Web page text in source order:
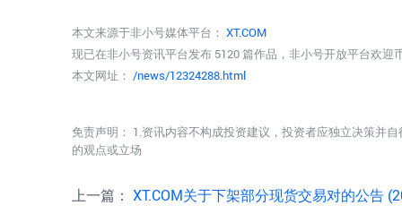
本文来源于非小号媒体平台： XT.COM
现已在非小号资讯平台发布 5120 篇作品，非小号开放平台欢迎
本文网址： /news/12324288.html
免责声明： 1.资讯内容不构成投资建议，投资者应独立决策并
的观点或立场
上一篇： XT.COM关于下架部分现货交易对的公告 (2026-06-